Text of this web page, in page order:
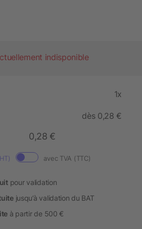
indisponible
1x
dès 0,28 €
0,28 €
avec TVA (TTC)
pour validation
jusqu’à validation du BAT
à partir de 500 €